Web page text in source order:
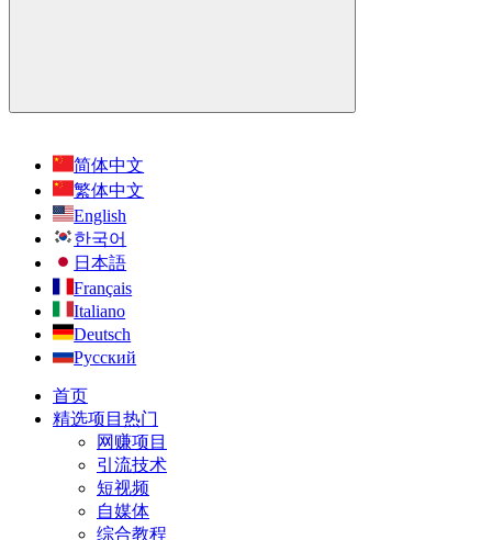
简体中文
繁体中文
English
한국어
日本語
Français
Italiano
Deutsch
Русский
首页
精选项目 热门
网赚项目
引流技术
短视频
自媒体
综合教程